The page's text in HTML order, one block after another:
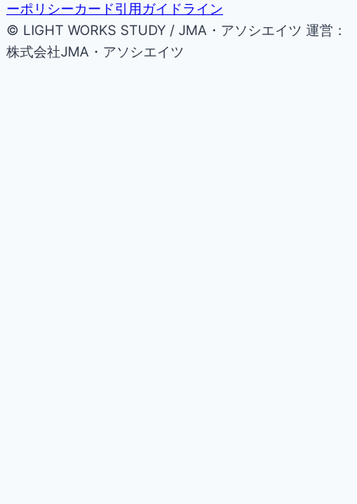
ーポリシーカード引用ガイドライン
© LIGHT WORKS STUDY / JMA・アソシエイツ 運営：
株式会社JMA・アソシエイツ